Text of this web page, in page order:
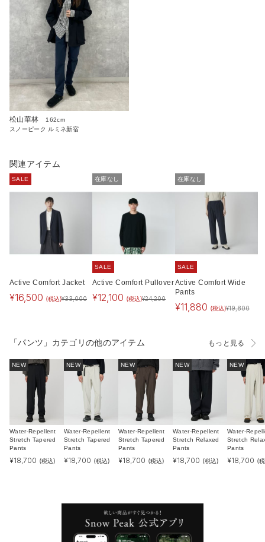
松山華林
162cm
スノーピーク ルミネ新宿
関連アイテム
SALE
Active Comfort Jacket
¥16,500 (税込)¥33,000
在庫なし
SALE
Active Comfort Pullover
¥12,100 (税込)¥24,200
在庫なし
SALE
Active Comfort Wide
Pants
¥11,880 (税込)¥19,800
「パンツ」カテゴリの他のアイテム もっと見る
NEW
Water-Repellent
Stretch Tapered
Pants
¥18,700 (税込)
NEW
Water-Repellent
Stretch Tapered
Pants
¥18,700 (税込)
NEW
Water-Repellent
Stretch Tapered
Pants
¥18,700 (税込)
NEW
Water-Repellent
Stretch Relaxed
Pants
¥18,700 (税込)
NEW
Water-
Stretch
Pants
¥18,700 (